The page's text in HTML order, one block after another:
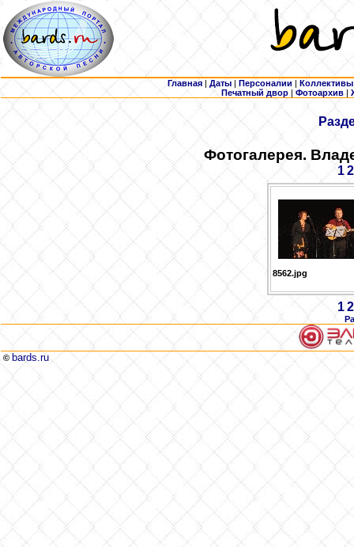
Главная | Даты | Персоналии | Коллективы
Печатный двор |Фотоархив |
Фотогалерея.
12
8562.jpg
12
© bards.ru